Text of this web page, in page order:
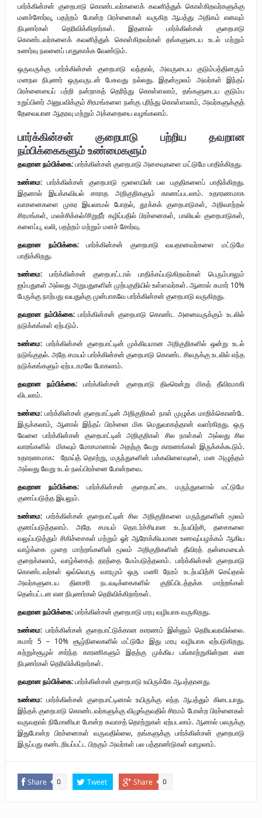
பார்க்கின்சன் குறைபாடு கொண்டவர்களைக் கவனித்துக் கொள்கிறவர்களுக்கு
மனச்சோர்வு, பதற்றம் போன்ற பிரச்னைகள் வருகிற ஆபத்து அதிகம் எனவும்
நிபுணர்கள் தெரிவிக்கிறார்கள். இதனால் பார்க்கின்சன் குறைபாடு
கொண்டவர்களைக் கவனித்துக் கொள்கிறவர்கள் தங்களுடைய உடல் மற்றும்
உணர்வு நலனைப் பாதுகாக்க வேண்டும்.
ஒருவருக்கு பார்க்கின்சன் குறைபாடு வந்தால், அவருடைய குடும்பத்தினரும்
மனநல நிபுணர் ஒருவருடன் பேசுவது நல்லது. இதன்மூலம் அவர்கள் இந்தப்
பிரச்னையைப் பற்றி நன்றாகத் தெரிந்து கொள்ளலாம், தங்களுடைய குடும்ப
உறுப்பினர் அனுபவிக்கும் சிரமங்களை நன்கு புரிந்து கொள்ளலாம், அவர்களுக்குத்
தேவையான ஆதரவு மற்றும் அக்கறையை வழங்கலாம்.
பார்க்கின்சன் குறைபாடு பற்றிய தவறான
நம்பிக்கைகளும் உண்மைகளும்
தவறான நம்பிக்கை:பார்க்கின்சன் குறைபாடு அசைவுகளை மட்டுமே பாதிக்கிறது.
உண்மை:பார்க்கின்சன் குறைபாடு மூளையின் பல பகுதிகளைப் பாதிக்கிறது.
இதனால் இயக்கவியல் சாராத அறிகுறிகளும் காணப்படலாம். உதாரணமாக
வாசனைகளை முகர இயலாமல் போதல், தூக்கக் குறைபாடுகள், அறிவாற்றல்
சிரமங்கள், மலச்சிக்கல்/சிறுநீர் கழிப்பதில் பிரச்னைகள், பாலியல் குறைபாடுகள்,
களைப்பு, வலி, பதற்றம் மற்றும் மனச் சோர்வு.
தவறான நம்பிக்கை:பார்க்கின்சன் குறைபாடு வயதானவர்களை மட்டுமே
பாதிக்கிறது.
உண்மை:பார்க்கின்சன் குறைபாட்டால் பாதிக்கப்படுகிறவர்கள் பெரும்பாலும்
ஐம்பதுகள் அல்லது அறுபதுகளின் முற்பகுதியில் உள்ளவர்கள். ஆனால் சுமார் 10%
பேருக்கு நாற்பது வயதுக்கு முன்பாகவே பார்க்கின்சன் குறைபாடு வருகிறது.
தவறான நம்பிக்கை:பார்க்கின்சன் குறைபாடு கொண்ட அனைவருக்கும் உடலில்
நடுக்கங்கள் ஏற்படும்.
உண்மை:பார்க்கின்சன் குறைபாட்டின் முக்கியமான அறிகுறிகளில் ஒன்று உடல்
நடுங்குதல். அதே சமயம் பார்க்கின்சன் குறைபாடு கொண்ட சிலருக்கு உடலில் எந்த
நடுக்கங்களும் ஏற்படாமலே போகலாம்.
தவறான நம்பிக்கை: பார்க்கின்சன் குறைபாடு திடீரென்று மிகத் தீவிரமாகி
விடலாம்.
உண்மை:பார்க்கின்சன் குறைபாட்டின் அறிகுறிகள் நாள் முழுக்க மாறிக்கொண்டே
இருக்கலாம், ஆனால் இந்தப் பிரச்னை மிக மெதுவாகத்தான் வளர்கிறது. ஒரு
வேளை பார்க்கின்சன் குறைபாட்டின் அறிகுறிகள் சில நாள்கள் அல்லது சில
வாரங்களில் மிகவும் மோசமானால் அதற்கு வேறு காரணங்கள் இருக்கக்கூடும்.
உதாரணமாக: நோய்த் தொற்று, மருந்துகளின் பக்கவிளைவுகள், மன அழுத்தம்
அல்லது வேறு உடல் நலப்பிரச்னை போன்றவை.
தவறான நம்பிக்கை: பார்க்கின்சன் குறைபாட்டை மருந்துகளால் மட்டுமே
குணப்படுத்த இயலும்.
உண்மை:பார்க்கின்சன் குறைபாட்டின் சில அறிகுறிகளை மருந்துகளின் மூலம்
குணப்படுத்தலாம். அதே சமயம் தொடர்ச்சியான உடற்பயிற்சி, தசைகளை
வலுப்படுத்தும் சிகிச்சைகள் மற்றும் ஓர் ஆரோக்கியமான உணவுப்பழக்கம் ஆகிய
வாழ்க்கை முறை மாற்றங்களின் மூலம் அறிகுறிகளின் தீவிரத் தன்மையைக்
குறைக்கலாம், வாழ்க்கைத் தரத்தை மேம்படுத்தலாம். பார்க்கின்சன் குறைபாடு
கொண்டவர்கள் ஒவ்வொரு வாரமும் ஒரு மணி நேரம் உடற்பயிற்சி செய்தால்
அவர்களுடைய தினசரி நடவடிக்கைகளில் குறிப்பிடத்தக்க மாற்றங்கள்
தென்பட்டன என நிபுணர்கள் தெரிவிக்கிறார்கள்.
தவறான நம்பிக்கை:பார்க்கின்சன் குறைபாடு மரபு வழியாக வருகிறது.
உண்மை:பார்க்கின்சன் குறைபாட்டுக்கான காரணம் இன்னும் தெரியவரவில்லை.
சுமார் 5 – 10% சூழ்நிலைகளில் மட்டுமே இது மரபு வழியாக ஏற்படுகிறது.
சுற்றுச்சூழல் சார்ந்த காரணிகளும் இதற்கு முக்கிய பங்காற்றுகின்றன என
நிபுணர்கள் தெரிவிக்கிறார்கள்.
தவறான நம்பிக்கை:பார்க்கின்சன் குறைபாடு உயிருக்கே ஆபத்தானது.
உண்மை:பார்க்கின்சன் குறைபாட்டினால் உயிருக்கு எந்த ஆபத்தும் கிடையாது.
இந்தக் குறைபாடு கொண்டவர்களுக்கு விழுங்குவதில் சிரமம் போன்ற பிரச்னைகள்
வருவதால் நிமோனியா போன்ற சுவாசத் தொற்றுகள் ஏற்படலாம். ஆனால் பலருக்கு
இதுபோன்ற பிரச்னைகள் வருவதில்லை, தங்களுக்கு பார்க்கின்சன் குறைபாடு
இருப்பது கண்டறியப்பட்ட பிறகும் அவர்கள் பல பத்தாண்டுகள் வாழலாம்.
Share 0 Tweet Share 0